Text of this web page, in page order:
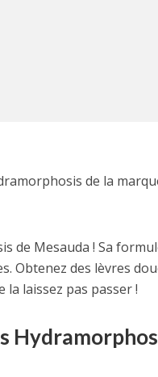
de la
de Mesauda ! Sa
Obtenez des lèvres
laissez pas passer !